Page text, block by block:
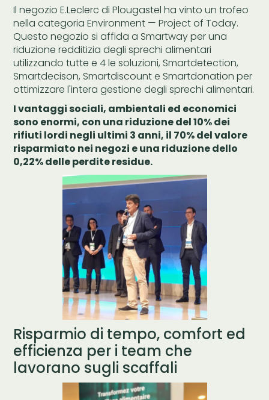
Il negozio E.Leclerc di Plougastel ha vinto un trofeo
nella categoria Environment — Project of Today.
Questo negozio si affida a Smartway per una
riduzione redditizia degli sprechi alimentari
utilizzando tutte e 4 le soluzioni, Smartdetection,
Smartdecison, Smartdiscount e Smartdonation per
ottimizzare l'intera gestione degli sprechi alimentari.
I vantaggi sociali, ambientali ed economici
sono enormi, con una riduzione del 10% dei
rifiuti lordi negli ultimi 3 anni, il 70% del valore
risparmiato nei negozi e una riduzione dello
0,22% delle perdite residue.
Risparmio di tempo, comfort ed
efficienza per i team che
lavorano sugli scaffali